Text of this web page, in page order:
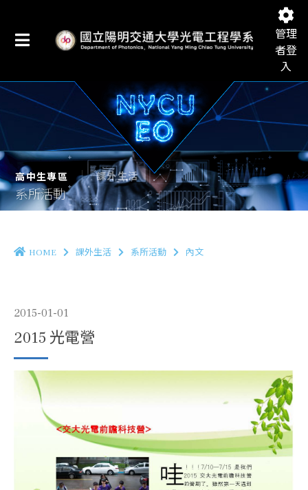
管理
者登
入
國立陽明交通大學光電工程學系
高中生專區 課外生活
系所活動
HOME 課外生活 系所活動 內文
2015-01-01
2015 光電營